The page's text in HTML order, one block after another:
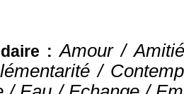
: Amour /
/